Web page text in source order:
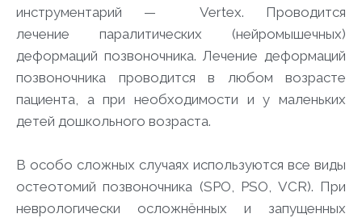
инструментарий — Vertex. Проводится
лечение паралитических (нейромышечных)
деформаций позвоночника. Лечение деформаций
позвоночника проводится в любом возрасте
пациента, а при необходимости и у маленьких
детей дошкольного возраста.
В особо сложных случаях используются все виды
остеотомий позвоночника (SPO, PSO, VCR). При
неврологически осложнённых и запущенных